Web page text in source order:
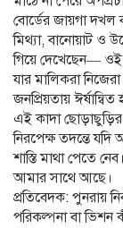
বোর্ডের জায়গা দখল
মিথ্যা, বানোয়াট ও
গিয়ে দেখেছেন— ওই
যার মালিকরা
জনপ্রিয়তায়
এই কাদা ছোড়াছুড়ির
নিরপেক্ষ তদন্তে
শাস্তি মাথা পেতে
আমার সাথে আছে।
প্রতিবেদক: পুনরায়
পরিকল্পনা বা ভিশন